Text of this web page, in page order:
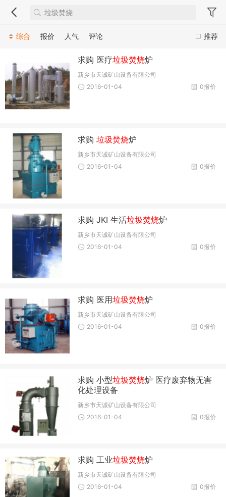
推荐
综合 报价 人气 评论
求购 医疗垃圾焚烧炉
新乡市天诚矿山设备有限公司
0报价
2016-01-04
求购垃圾焚烧炉
新乡市天诚矿山设备有限公司
0报价
2016-01-04
求购 JKI 生活垃圾焚烧炉
新乡市天诚矿山设备有限公司
0报价
2016-01-04
求购 医用垃圾焚烧炉
新乡市天诚矿山设备有限公司
0报价
2016-01-04
求购 小型垃圾焚烧炉 医疗废弃物无害
化处理设备
新乡市天诚矿山设备有限公司
0报价
2016-01-04
求购 工业垃圾焚烧炉
新乡市天诚矿山设备有限公司
0报价
2016-01-04